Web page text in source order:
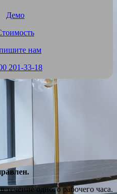
Демо
нам
201-33-18
одного рабочего часа.